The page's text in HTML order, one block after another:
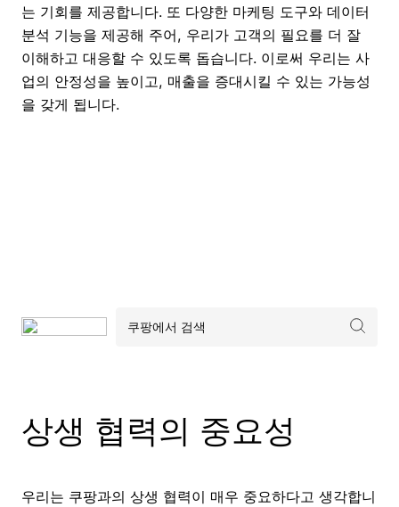
는 기회를 제공합니다. 또 다양한 마케팅 도구와 데이터
분석 기능을 제공해 주어, 우리가 고객의 필요를 더 잘
이해하고 대응할 수 있도록 돕습니다. 이로써 우리는 사
업의 안정성을 높이고, 매출을 증대시킬 수 있는 가능성
을 갖게 됩니다.
상생 협력의 중요성
우리는 쿠팡과의 상생 협력이 매우 중요하다고 생각합니